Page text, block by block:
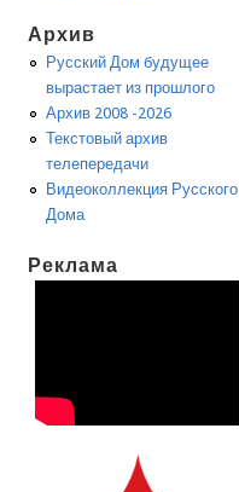
Архив
Русский Дом будущее
вырастает из прошлого
Архив 2008 -2026
Текстовый архив
телепередачи
Видеоколлекция Русского
Дома
Реклама